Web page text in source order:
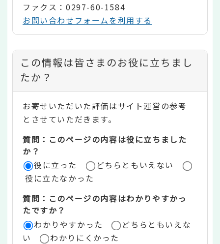
ファクス：0297-60-1584
お問い合わせフォームを利用する
コ
ン
テ
ン
ツ
評
価
リ
ア
この情報は皆さまのお役に立ちまし
たか？
お寄せいただいた評価はサイト運営の参考
とさせていただきます。
質問：このページの内容は役に立ちました
か？
役に立った
どちらともいえない
役に立たなかった
質問：このページの内容はわかりやすかっ
たですか？
わかりやすかった
どちらともいえな
い
わかりにくかった